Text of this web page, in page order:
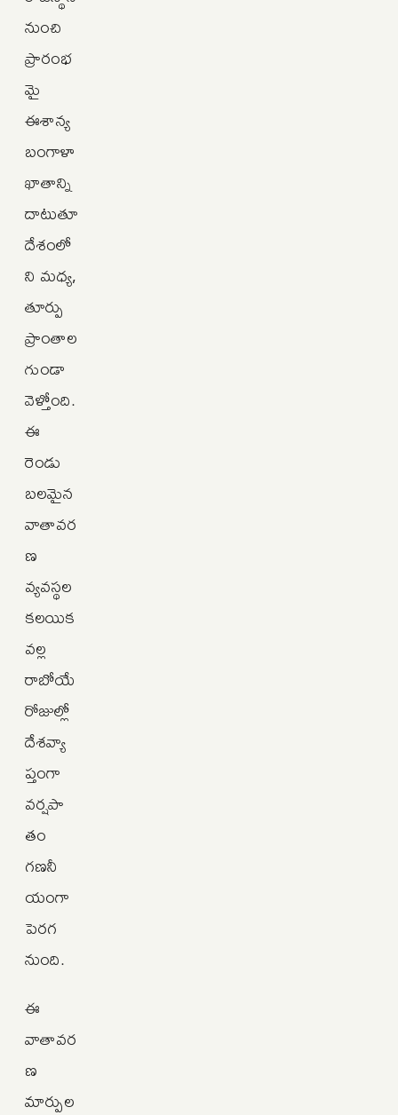
నుంచి
ప్రారంభ
మై
ఈశాన్య
బంగాళా
ఖాతాన్ని
దాటుతూ
దేశంలో
ని మధ్య,
తూర్పు
ప్రాంతాల
గుండా
వెళ్తోంది.
ఈ
రెండు
బలమైన
వాతావర
ణ
వ్యవస్థల
కలయిక
వల్ల
రాబోయే
రోజుల్లో
దేశవ్యా
ప్తంగా
వర్షపా
తం
గణనీ
యంగా
పెరగ
నుంది.
ఈ
వాతావర
ణ
మార్పుల